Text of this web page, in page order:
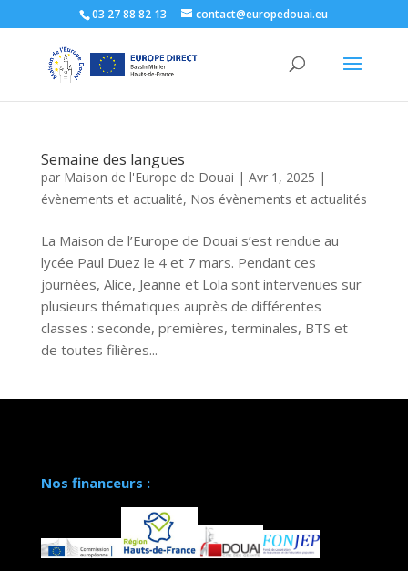
03 27 88 82 13 contact@europedouai.eu
Semaine des langues
par Maison de l'Europe de Douai | Avr 1, 2025 |
évènements et actualité, Nos évènements et actualités
La Maison de l’Europe de Douai s’est rendue au
lycée Paul Duez le 4 et 7 mars. Pendant ces
journées, Alice, Jeanne et Lola sont intervenues sur
plusieurs thématiques auprès de différentes
classes : seconde, premières, terminales, BTS et
de toutes filières...
Nos financeurs :